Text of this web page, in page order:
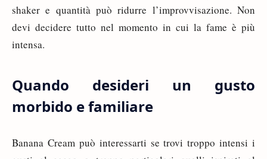
shaker e quantità può ridurre l’improvvisazione. Non
devi decidere tutto nel momento in cui la fame è più
intensa.
Quando desideri un gusto
morbido e familiare
Banana Cream può interessarti se trovi troppo intensi i